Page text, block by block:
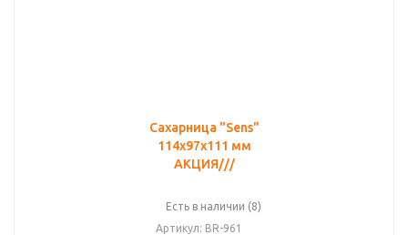
Сахарница "Sens"
114х97х111 мм
АКЦИЯ///
Есть в наличии (8)
Артикул: BR-961